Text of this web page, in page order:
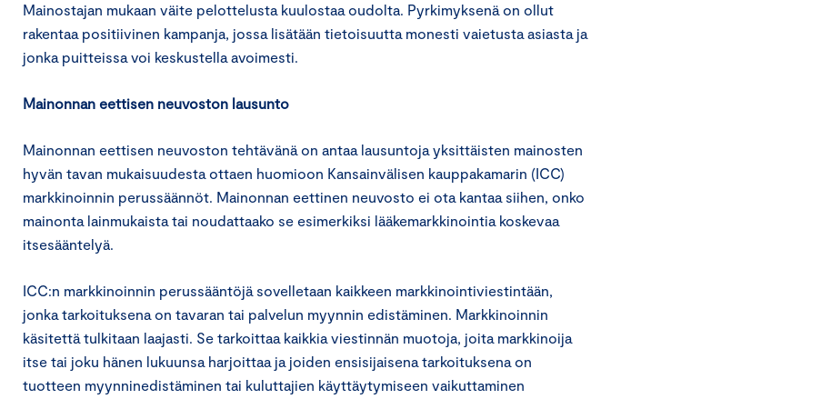
Mainostajan mukaan väite pelottelusta kuulostaa oudolta. Pyrkimyksenä on ollut
rakentaa positiivinen kampanja, jossa lisätään tietoisuutta monesti vaietusta asiasta ja
jonka puitteissa voi keskustella avoimesti.
Mainonnan eettisen neuvoston lausunto
Mainonnan eettisen neuvoston tehtävänä on antaa lausuntoja yksittäisten mainosten
hyvän tavan mukaisuudesta ottaen huomioon Kansainvälisen kauppakamarin (ICC)
markkinoinnin perussäännöt. Mainonnan eettinen neuvosto ei ota kantaa siihen, onko
mainonta lainmukaista tai noudattaako se esimerkiksi lääkemarkkinointia koskevaa
itsesääntelyä.
ICC:n markkinoinnin perussääntöjä sovelletaan kaikkeen markkinointiviestintään,
jonka tarkoituksena on tavaran tai palvelun myynnin edistäminen. Markkinoinnin
käsitettä tulkitaan laajasti. Se tarkoittaa kaikkia viestinnän muotoja, joita markkinoija
itse tai joku hänen lukuunsa harjoittaa ja joiden ensisijaisena tarkoituksena on
tuotteen myynninedistäminen tai kuluttajien käyttäytymiseen vaikuttaminen